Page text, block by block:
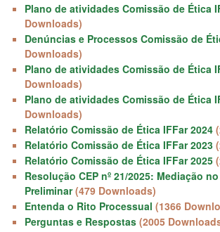
Plano de atividades Comissão de Ética
Downloads)
Denúncias e Processos Comissão de
Downloads)
Plano de atividades Comissão de Ética
Downloads)
Plano de atividades Comissão de Ética
Downloads)
Relatório Comissão de Ética IFFar 2024
Relatório Comissão de Ética IFFar 2023
Relatório Comissão de Ética IFFar 2025
Resolução CEP nº 21/2025: Mediação
Preliminar (479 Downloads)
Entenda o Rito Processual (1366
Perguntas e Respostas (2005